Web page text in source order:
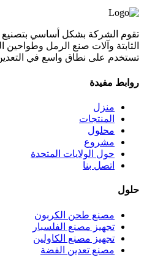
تقوم الشركة بشكل أساسي بتصنيع
الثابتة وآلات صنع الرمل وطواحين
تستخدم على نطاق واسع في
روابط مفيدة
منزل
المنتجات
محلول
مشروع
حول الولايات المتحدة
اتصل بنا
حلول
مصنع طحن الكربون
تجهيز مصنع الفلسبار
تجهيز مصنع الكاولين
مصنع تعدين الفضة